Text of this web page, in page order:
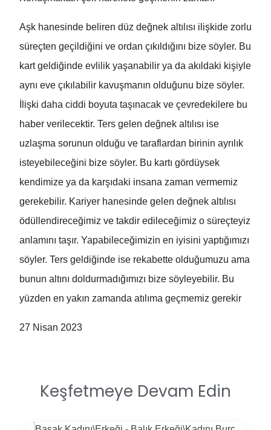
Aşk hanesinde beliren düz değnek altılısı ilişkide zorlu
süreçten geçildiğini ve ordan çıkıldığını bize söyler. Bu
kart geldiğinde evlilik yaşanabilir ya da akıldaki kişiyle
aynı eve çıkılabilir kavuşmanın olduğunu bize söyler.
İlişki daha ciddi boyuta taşınacak ve çevredekilere bu
haber verilecektir. Ters gelen değnek altılısı ise
uzlaşma sorunun olduğu ve taraflardan birinin ayrılık
isteyebileceğini bize söyler. Bu kartı gördüysek
kendimize ya da karşıdaki insana zaman vermemiz
gerekebilir. Kariyer hanesinde gelen değnek altılısı
ödüllendireceğimiz ve takdir edileceğimiz o süreçteyiz
anlamını taşır. Yapabileceğimizin en iyisini yaptığımızı
söyler. Ters geldiğinde ise rekabette olduğumuzu ama
bunun altını doldurmadığımızı bize söyleyebilir. Bu
yüzden en yakın zamanda atılıma geçmemiz gerekir
27 Nisan 2023
Keşfetmeye Devam Edin